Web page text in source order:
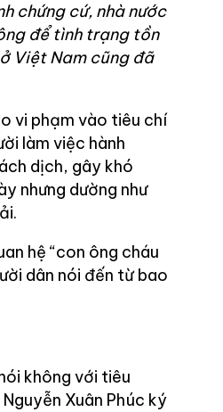
chứng cứ, nhà nước
để tình trạng tồn
Việt Nam cũng đã
vi phạm vào tiêu chí
làm việc hành
dịch, gây khó
nhưng dường như
hệ “con ông cháu
dân nói đến từ bao
không với tiêu
Xuân Phúc ký